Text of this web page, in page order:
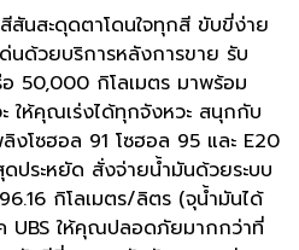
นสะดุดตาโดนใจทุกสี ขับขี่ง่าย
ด้วยบริการหลังการขาย รับ
50,000 กิโลเมตร มาพร้อม
ให้คุณเร่งได้ทุกจังหวะ สนุกกับ
งโซฮอล 91 โซฮอล 95 และ E20
ระหยัด สั่งจ่ายน้ำมันด้วยระบบ
กิโลเมตร/ลิตร (จุน้ำมันได้
UBS ให้คุณปลอดภัยมากกว่าที่